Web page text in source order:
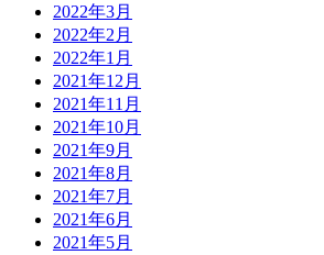
2022年3月
2022年2月
2022年1月
2021年12月
2021年11月
2021年10月
2021年9月
2021年8月
2021年7月
2021年6月
2021年5月